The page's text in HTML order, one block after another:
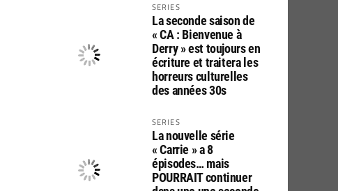
SERIES
La seconde saison de
« CA : Bienvenue à
Derry » est toujours en
écriture et traitera les
horreurs culturelles
des années 30s
SERIES
La nouvelle série
« Carrie » a 8
épisodes… mais
POURRAIT continuer